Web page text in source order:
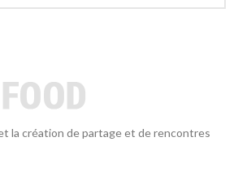
la création de partage et de rencontres